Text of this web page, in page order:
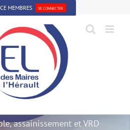
MEMBRES SE CONNECTER
assainissement et VRD